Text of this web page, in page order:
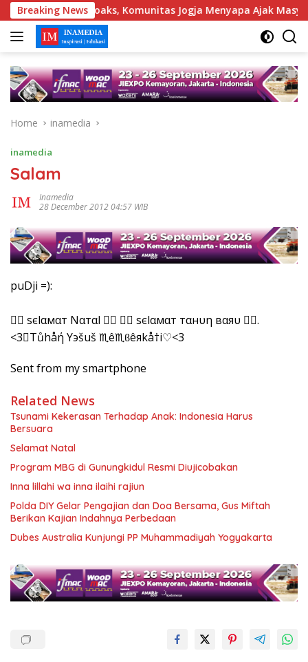
Skip
to
content
Breaking News
Berita Hoaks, Komunitas Jogja Menyapa Ajak Masyarakat
Home inamedia
inamedia
Salam
Inamedia
28 December 2012 04:57 WIB
puDji =):
 ѕєlαмαт Nαтαl   ѕєlαмαт тαнυη вαяυ .
<3♡Tůhåή Yэšuš ♏ê♏ϐêяkå†i♡<3
Sent from my smartphone
Related News
Tsunami Kekerasan Terhadap Anak: Indonesia Harus
Bersuara
Selamat Natal
Program MBG di Gunungkidul Resmi Diujicobakan
Inna lillahi wa inna ilaihi rajiun
Polda DIY Gelar Pengajian dan Doa Bersama, Gus Miftah
Berikan Kajian Indahnya Perbedaan
Dubes Australia Kunjungi PP Muhammadiyah Yogyakarta